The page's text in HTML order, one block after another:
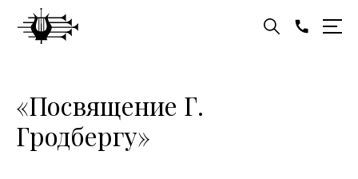
«Посвящение Г.
Гродбергу»